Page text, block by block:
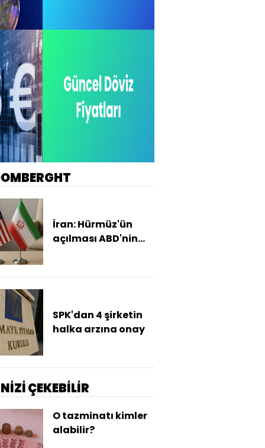
İran: Hürmüz'ün
açılması ABD'nin
SPK'dan 4 şirketin
halka arzına onay
ÇEKEBİLİR
O tazminatı kimler
alabilir?